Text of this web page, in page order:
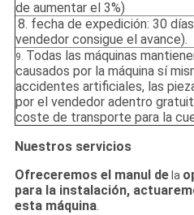
de aumentar el 3%)
8. fecha de expedición: 30
vendedor consigue el avance).
9. Todas las máquinas
causados por la máquina sí
accidentes artificiales, las
por el vendedor adentro
coste de transporte para la
Nuestros servicios
Ofreceremos el manul dela
para la instalación,
esta máquina.